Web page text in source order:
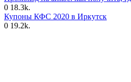
0 18.3k.
Купоны КФС 2020 в Иркутск
0 19.2k.